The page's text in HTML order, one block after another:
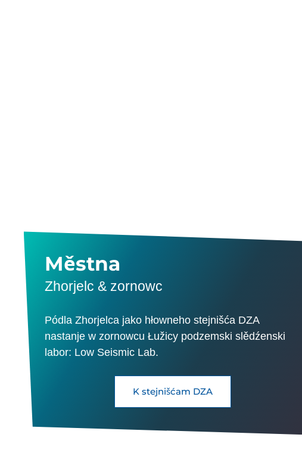
Městna
Zhorjelc & zornowc
Pódla Zhorjelca jako hłowneho stejnišća DZA
nastanje w zornowcu Łužicy podzemski slědźenski
labor: Low Seismic Lab.
K stejnišćam DZA